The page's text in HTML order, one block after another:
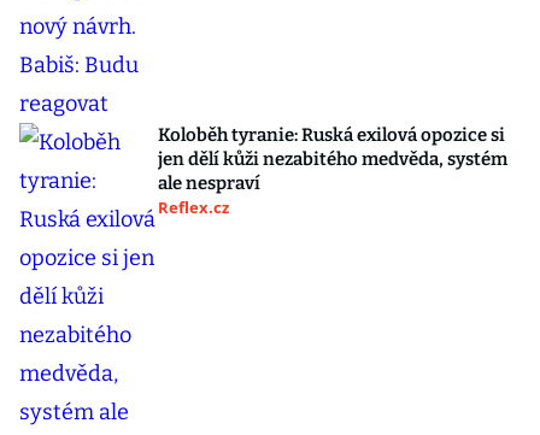
Koloběh tyranie: Ruská exilová opozice si
jen dělí kůži nezabitého medvěda, systém
ale nespraví
Reflex.cz